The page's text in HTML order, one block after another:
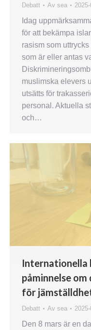
Debatt Av sea
Idag
för att bekämpa
rasism som
som är eller antas
muslimska elevers
utsätts för
personal. Aktuella
och…
Internationella
påminnelse
för
Debatt Av sea
Den 8 mars är en